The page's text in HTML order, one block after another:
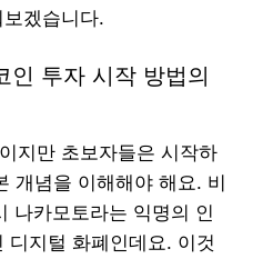
겠습니다.
인 투자 시작 방법의
지만 초보자들은 시작하
개념을 이해해야 해요. 비
나카모토라는 익명의 인
디지털 화폐인데요. 이것